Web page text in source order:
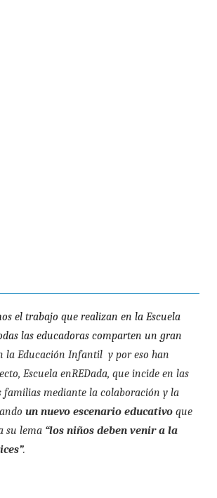
el trabajo que realizan en la Escuela
las educadoras comparten un gran
la Educación Infantil y por eso han
Escuela enREDada, que incide en las
familias mediante la colaboración y la
un nuevo escenario educativo que
su lema “los niños deben venir a la
.